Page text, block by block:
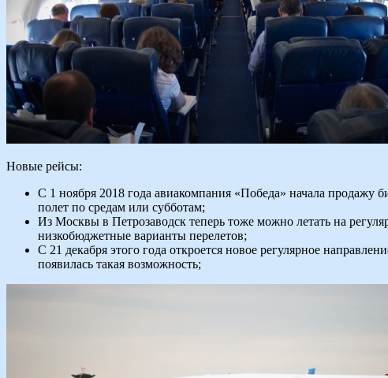
Новые рейсы:
С 1 ноября 2018 года авиакомпания «Победа» начала продажу
полет по средам или субботам;
Из Москвы в Петрозаводск теперь тоже можно летать на
низкобюджетные варианты перелетов;
С 21 декабря этого года откроется новое регулярное
появилась такая возможность;